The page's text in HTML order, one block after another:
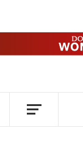
de
OVER